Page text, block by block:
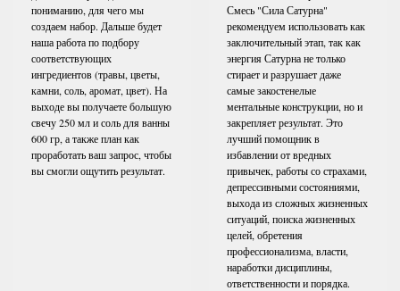
пониманию, для чего мы
создаем набор. Дальше будет
наша работа по подбору
соответствующих
ингредиентов (травы, цветы,
камни, соль, аромат, цвет). На
выходе вы получаете большую
свечу 250 мл и соль для ванны
600 гр, а также план как
проработать ваш запрос, чтобы
вы смогли ощутить результат.
Смесь "Сила Сатурна"
рекомендуем использовать как
заключительный этап, так как
энергия Сатурна не только
стирает и разрушает даже
самые закостенелые
ментальные конструкции, но и
закрепляет результат. Это
лучший помощник в
избавлении от вредных
привычек, работы со страхами,
депрессивными состояниями,
выхода из сложных жизненных
ситуаций, поиска жизненных
целей, обретения
профессионализма, власти,
наработки дисциплины,
ответственности и порядка.